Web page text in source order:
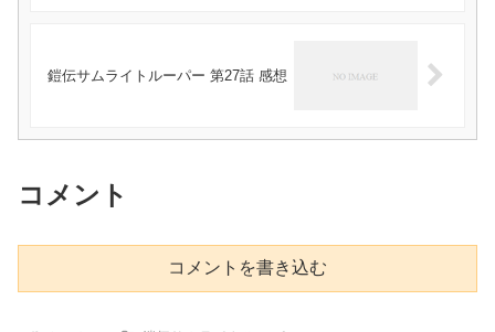
鎧伝サムライトルーパー 第27話 感想
コメント
コメントを書き込む